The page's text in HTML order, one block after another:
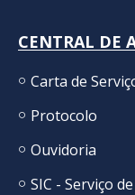
CENTRAL DE
Carta de
Protocolo
Ouvidoria
SIC - Serviço